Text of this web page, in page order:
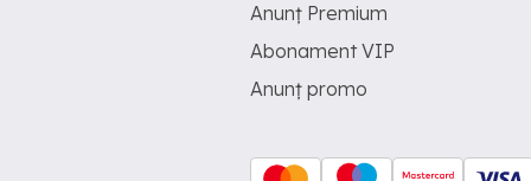
Anunț Premium
Abonament VIP
Anunț promo